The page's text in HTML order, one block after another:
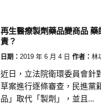
再生醫療製劑藥品變商品
責？
日期： 2019 年 6 月 4 日 作者： 林
近日，立法院衛環委員會針
草案進行逐條審查，民進黨
品」取代「製劑」，並且...